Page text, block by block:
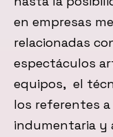
en empresas
relacionadas
espectáculos
equipos, el
los referentes
indumentaria y